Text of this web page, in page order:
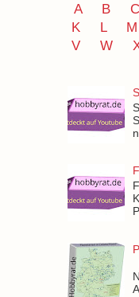
A B C
K
L M
V
W